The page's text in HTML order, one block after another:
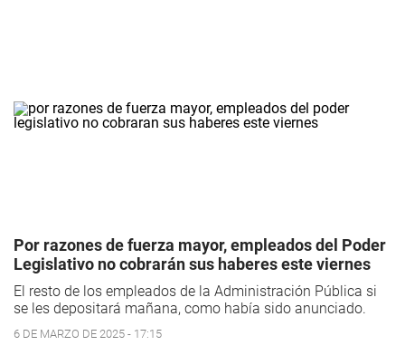
Por razones de fuerza mayor, empleados del Poder
Legislativo no cobrarán sus haberes este viernes
El resto de los empleados de la Administración Pública si
se les depositará mañana, como había sido anunciado.
6 DE MARZO DE 2025 - 17:15